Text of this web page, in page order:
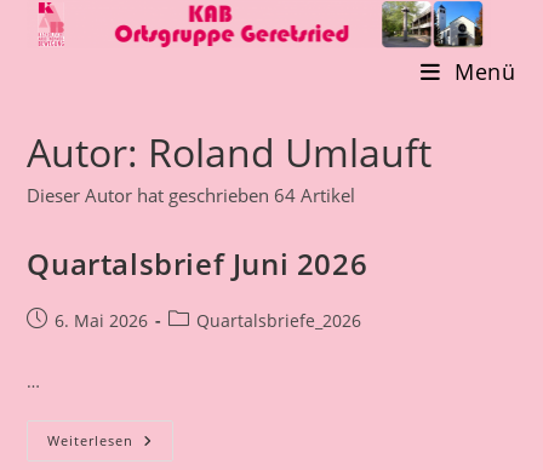
Inhalt
Menü
Autor: Roland Umlauft
Dieser Autor hat geschrieben 64 Artikel
Quartalsbrief Juni 2026
Beitrag6. Mai 2026
Beitrags-
Quartalsbriefe_2026
…
Weiterlesen Quartalsbrief
Juni